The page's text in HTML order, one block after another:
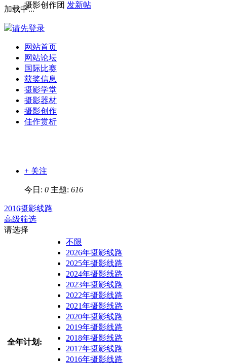
加载中...
请先登录
网站首页
网站论坛
国际比赛
获奖信息
摄影学堂
摄影器材
摄影创作
佳作赏析
摄影创作团 发新帖
+ 关注
今日: 0 主题: 616
2016摄影线路
高级筛选
请选择
全年计划:
不限
2026年摄影线路
2025年摄影线路
2024年摄影线路
2023年摄影线路
2022年摄影线路
2021年摄影线路
2020年摄影线路
2019年摄影线路
2018年摄影线路
2017年摄影线路
2016年摄影线路